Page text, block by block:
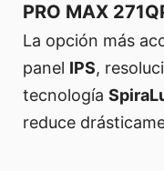
PRO MAX
La opción más
panel IPS,
tecnología
reduce